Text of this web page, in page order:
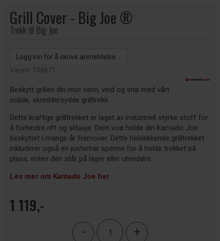
Grill Cover - Big Joe ®
Trekk til Big Joe
Logg inn for å skrive anmeldelse...
Varenr:108671
Beskytt grillen din mot vann, vind og snø med vårt
solide, skreddersydde grilltrekk.
Dette kraftige grilltrekket er laget av industriell styrke stoff for
å forhindre rift og slitasje. Dem voø holde din Kamado Joe
beskyttet i mange år fremover. Dette heldekkende grilltrekket
inkluderer også en justerbar spenne for å holde trekket på
plass, enten den står på lager eller utendørs.
Les mer om Kamado Joe her
1 119,-
- +